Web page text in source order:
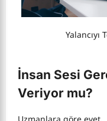
Yalancıyı
İnsan Sesi
Veriyor mu?